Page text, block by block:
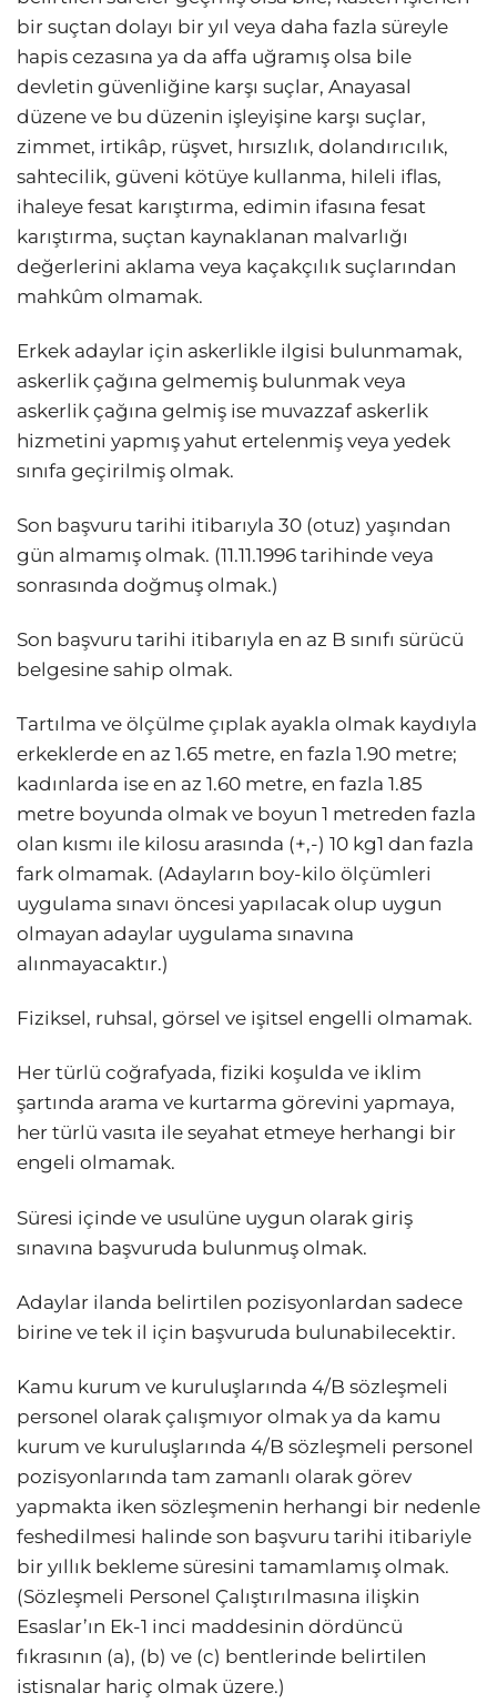
bir suçtan dolayı bir yıl veya daha fazla süreyle
hapis cezasına ya da affa uğramış olsa bile
devletin güvenliğine karşı suçlar, Anayasal
düzene ve bu düzenin işleyişine karşı suçlar,
zimmet, irtikâp, rüşvet, hırsızlık, dolandırıcılık,
sahtecilik, güveni kötüye kullanma, hileli iflas,
ihaleye fesat karıştırma, edimin ifasına fesat
karıştırma, suçtan kaynaklanan malvarlığı
değerlerini aklama veya kaçakçılık suçlarından
mahkûm olmamak.
Erkek adaylar için askerlikle ilgisi bulunmamak,
askerlik çağına gelmemiş bulunmak veya
askerlik çağına gelmiş ise muvazzaf askerlik
hizmetini yapmış yahut ertelenmiş veya yedek
sınıfa geçirilmiş olmak.
Son başvuru tarihi itibarıyla 30 (otuz) yaşından
gün almamış olmak. (11.11.1996 tarihinde veya
sonrasında doğmuş olmak.)
Son başvuru tarihi itibarıyla en az B sınıfı sürücü
belgesine sahip olmak.
Tartılma ve ölçülme çıplak ayakla olmak kaydıyla
erkeklerde en az 1.65 metre, en fazla 1.90 metre;
kadınlarda ise en az 1.60 metre, en fazla 1.85
metre boyunda olmak ve boyun 1 metreden fazla
olan kısmı ile kilosu arasında (+,-) 10 kg1 dan fazla
fark olmamak. (Adayların boy-kilo ölçümleri
uygulama sınavı öncesi yapılacak olup uygun
olmayan adaylar uygulama sınavına
alınmayacaktır.)
Fiziksel, ruhsal, görsel ve işitsel engelli olmamak.
Her türlü coğrafyada, fiziki koşulda ve iklim
şartında arama ve kurtarma görevini yapmaya,
her türlü vasıta ile seyahat etmeye herhangi bir
engeli olmamak.
Süresi içinde ve usulüne uygun olarak giriş
sınavına başvuruda bulunmuş olmak.
Adaylar ilanda belirtilen pozisyonlardan sadece
birine ve tek il için başvuruda bulunabilecektir.
Kamu kurum ve kuruluşlarında 4/B sözleşmeli
personel olarak çalışmıyor olmak ya da kamu
kurum ve kuruluşlarında 4/B sözleşmeli personel
pozisyonlarında tam zamanlı olarak görev
yapmakta iken sözleşmenin herhangi bir nedenle
feshedilmesi halinde son başvuru tarihi itibariyle
bir yıllık bekleme süresini tamamlamış olmak.
(Sözleşmeli Personel Çalıştırılmasına ilişkin
Esaslar’ın Ek-1 inci maddesinin dördüncü
fıkrasının (a), (b) ve (c) bentlerinde belirtilen
istisnalar hariç olmak üzere.)